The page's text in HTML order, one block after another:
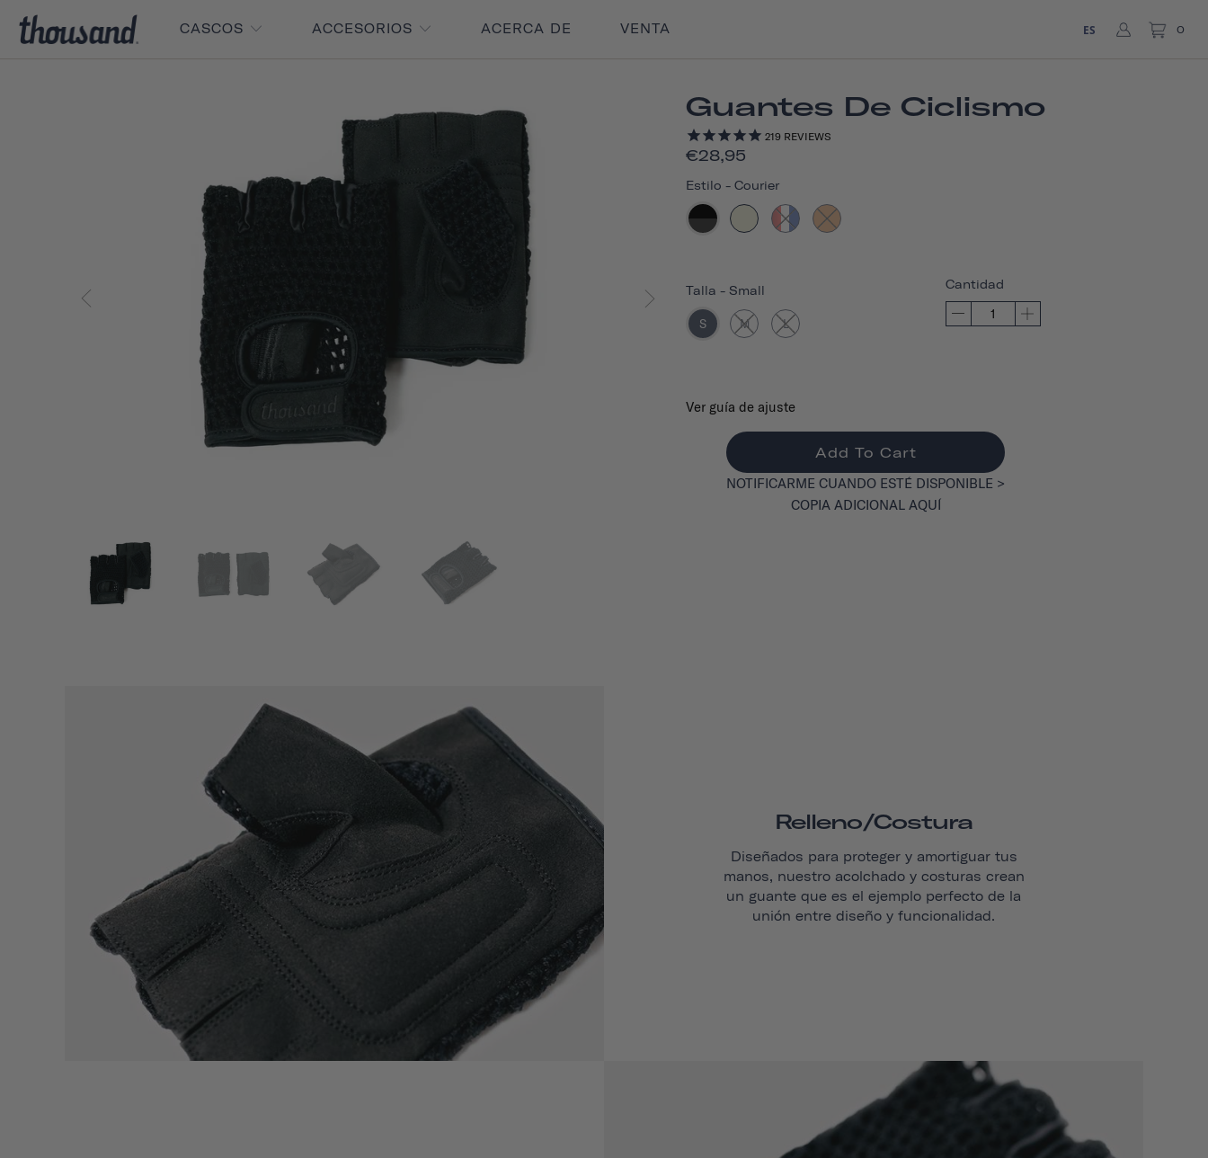
CASCOS ACCESORIOS ACERCA DE VENTA ES 0
Guantes De Ciclismo
219 REVIEWS
€28,95
Estilo - Courier
Talla - Small
S M L
Cantidad
Ver guía de ajuste
Add To Cart
NOTIFICARME CUANDO ESTÉ DISPONIBLE >
COPIA ADICIONAL AQUÍ
Relleno/costura
Diseñados para proteger y amortiguar tus
manos, nuestro acolchado y costuras crean
un guante que es el ejemplo perfecto de la
unión entre diseño y funcionalidad.